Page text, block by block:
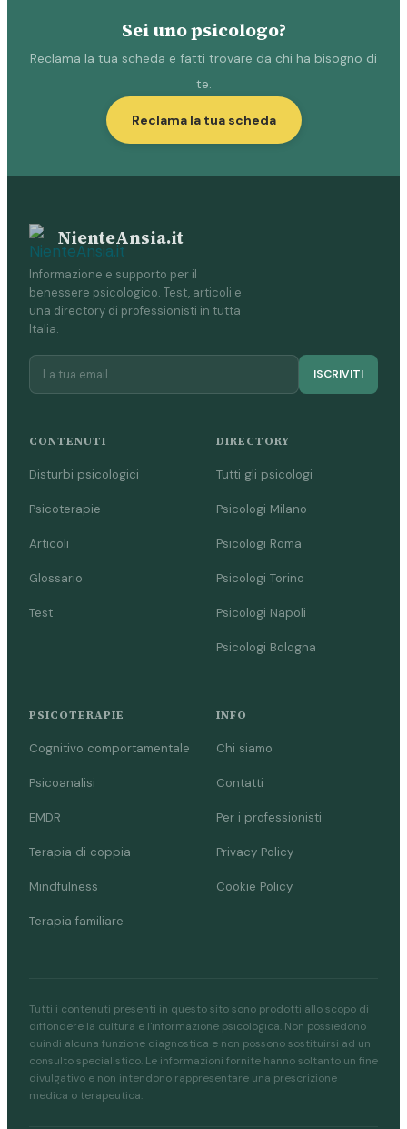
Sei uno psicologo?
Reclama la tua scheda e fatti trovare da chi ha bisogno di
te.
Reclama la tua scheda
NienteAnsia.it
Informazione e supporto per il
benessere psicologico. Test, articoli e
una directory di professionisti in tutta
Italia.
ISCRIVITI
CONTENUTI
Disturbi psicologici
Psicoterapie
Articoli
Glossario
Test
DIRECTORY
Tutti gli psicologi
Psicologi Milano
Psicologi Roma
Psicologi Torino
Psicologi Napoli
Psicologi Bologna
PSICOTERAPIE
Cognitivo comportamentale
Psicoanalisi
EMDR
Terapia di coppia
Mindfulness
Terapia familiare
INFO
Chi siamo
Contatti
Per i professionisti
Privacy Policy
Cookie Policy
Tutti i contenuti presenti in questo sito sono prodotti allo scopo di
diffondere la cultura e l'informazione psicologica. Non possiedono
quindi alcuna funzione diagnostica e non possono sostituirsi ad un
consulto specialistico. Le informazioni fornite hanno soltanto un fine
divulgativo e non intendono rappresentare una prescrizione
medica o terapeutica.